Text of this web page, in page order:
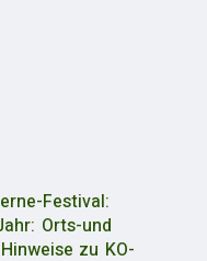
Festival:
Orts-und
zu KO-